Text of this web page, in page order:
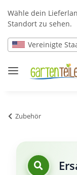
Wähle dein
Standort zu sehen.
Vereinigte
Zubehör